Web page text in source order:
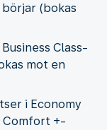
(bokas
Class-
mot en
i Economy
Comfort +-